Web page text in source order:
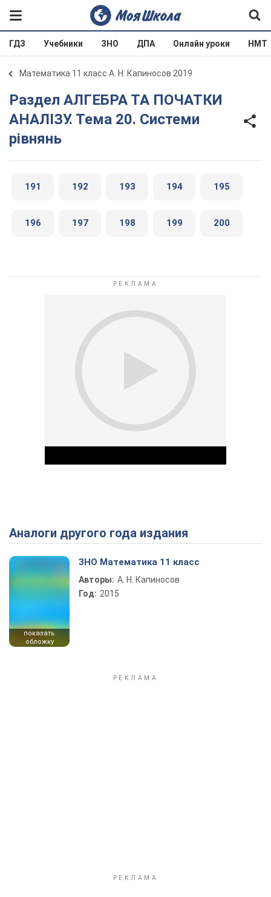
ГДЗ Учебники ЗНО ДПА Онлайн уроки НМТ
Математика 11 класс А. Н. Капиносов 2019
Раздел АЛГЕБРА ТА ПОЧАТКИ
АНАЛІЗУ. Тема 20. Системи
рівнянь
191 192 193 194 195
196 197 198 199 200
Play Video
Аналоги другого года издания
показать
обложку
ЗНО Математика 11 класс
Авторы: А. Н. Капиносов
Год: 2015